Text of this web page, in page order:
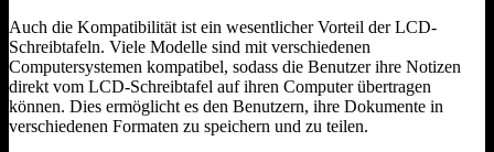
Auch die Kompatibilität ist ein wesentlicher Vorteil der LCD-
Schreibtafeln. Viele Modelle sind mit verschiedenen
Computersystemen kompatibel, sodass die Benutzer ihre Notizen
direkt vom LCD-Schreibtafel auf ihren Computer übertragen
können. Dies ermöglicht es den Benutzern, ihre Dokumente in
verschiedenen Formaten zu speichern und zu teilen.